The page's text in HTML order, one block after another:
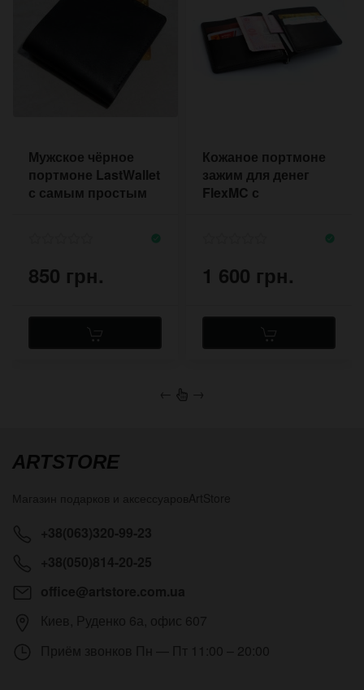
Мужское чёрное
портмоне LastWallet
с самым простым
850 грн.
Кожаное портмоне
зажим для денег
FlexMC с
1 600 грн.
← →
ARTSTORE